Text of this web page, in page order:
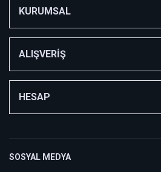
KURUMSAL
ALIŞVERİŞ
HESAP
SOSYAL MEDYA